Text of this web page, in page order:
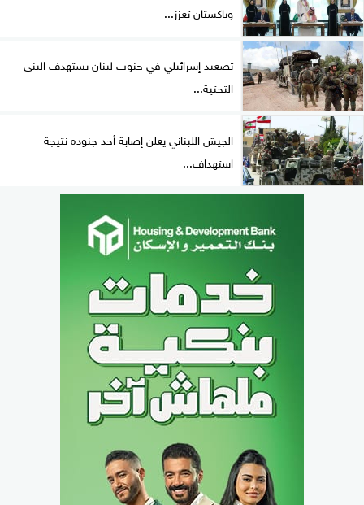
وباكستان تعزز...
تصعيد إسرائيلي في جنوب لبنان يستهدف البنى
التحتية...
الجيش اللبناني يعلن إصابة أحد جنوده نتيجة
استهداف...